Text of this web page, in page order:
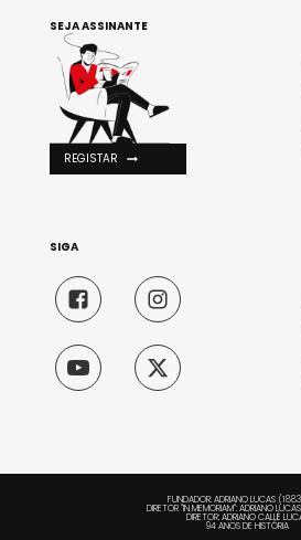
SEJA ASSINANTE
REGISTAR
SIGA
FUNDADOR: ADRIANO LUCAS
DIRETOR "IN MEMORIAM": ADRIANO
DIRETOR: ADRIANO CALLÉ
94 ANOS DE HISTÓRIA